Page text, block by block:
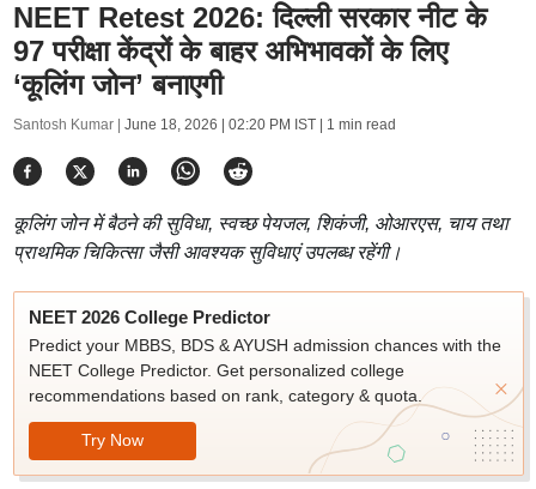
NEET Retest 2026: दिल्ली सरकार नीट के
97 परीक्षा केंद्रों के बाहर अभिभावकों के लिए
‘कूलिंग जोन’ बनाएगी
Santosh Kumar | June 18, 2026 | 02:20 PM IST| 1 min read
कूलिंग जोन में बैठने की सुविधा, स्वच्छ पेयजल, शिकंजी, ओआरएस, चाय तथा
प्राथमिक चिकित्सा जैसी आवश्यक सुविधाएं उपलब्ध रहेंगी।
NEET 2026 College Predictor
Predict your MBBS, BDS & AYUSH admission chances with the
NEET College Predictor. Get personalized college
recommendations based on rank, category & quota.
Try Now